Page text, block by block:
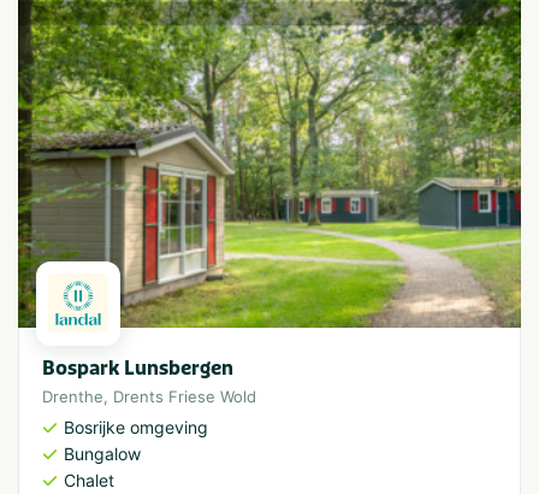
Bospark Lunsbergen
Drenthe, Drents Friese Wold
Bosrijke omgeving
Bungalow
Chalet